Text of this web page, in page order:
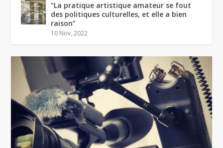
“La pratique artistique amateur se fout
des politiques culturelles, et elle a bien
raison”
10 Nov, 2022